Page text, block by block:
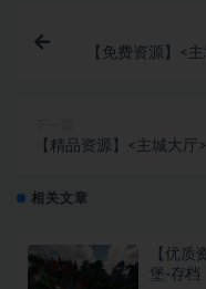
【免费资源】<
【精品资源】<主城大
相关文章
【优质
堡-存档